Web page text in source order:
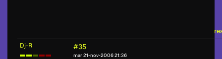
Dj-R #35
mar 21-nov-2006 21:36